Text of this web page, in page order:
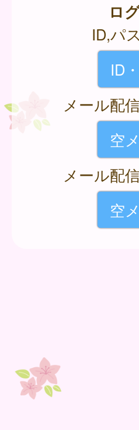
ロ
ID,パ
ID
メール配
空
メール配
空